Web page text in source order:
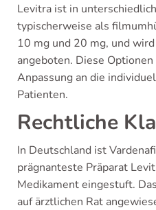
Levitra ist in
typischerweise als
10 mg und 20 mg, und
angeboten. Diese
Anpassung an die
Patienten.
Rechtliche
In Deutschland ist
prägnanteste Präparat
Medikament eingestuft.
auf ärztlichen Rat